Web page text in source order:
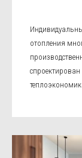
отопления